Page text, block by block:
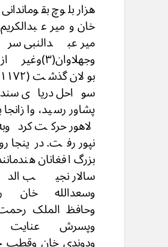
هزار بلوچ
خان ومیر
میر عبدالنبی
سواحل دریای
پشاور رسید،
لاهور حرکت کرد
نپور رفت. درینجا
بزرگ افغانان
سالار نجیب
وسعدالله خان
وحافظ الملک
وپسرش